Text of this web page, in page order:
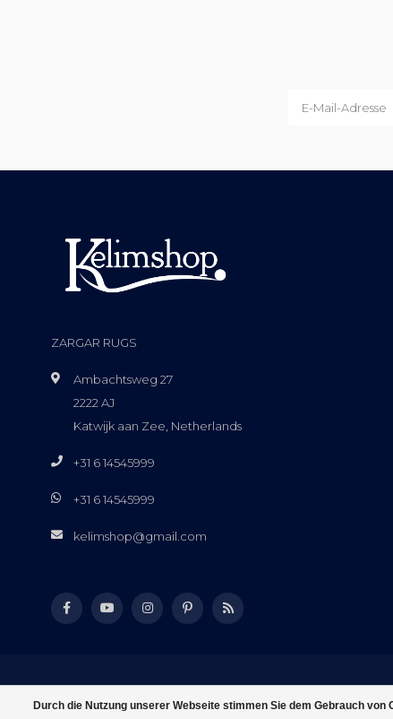
Durch die Nutzung unserer Webseite stimmen Sie dem Gebrauch
ZARGAR RUGS
Ambachtsweg 27
2222 AJ
Katwijk aan Zee, Netherlands
+31 6 14545999
+31 6 14545999
kelimshop@gmail.com